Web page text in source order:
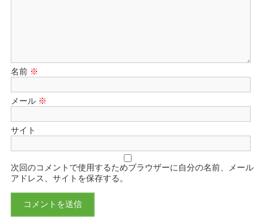
名前 ※
メール ※
サイト
次回のコメントで使用するためブラウザーに自分の名前、メール
アドレス、サイトを保存する。